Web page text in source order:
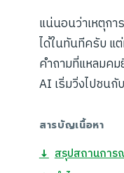
แน่นอนว่าเหตุก
ได้ในทันทีครับ แ
คำถามที่แหลมคม
AI เริ่มวิ่งไปชน
สารบัญเนื้อหา
↓ สรุปสถานการ